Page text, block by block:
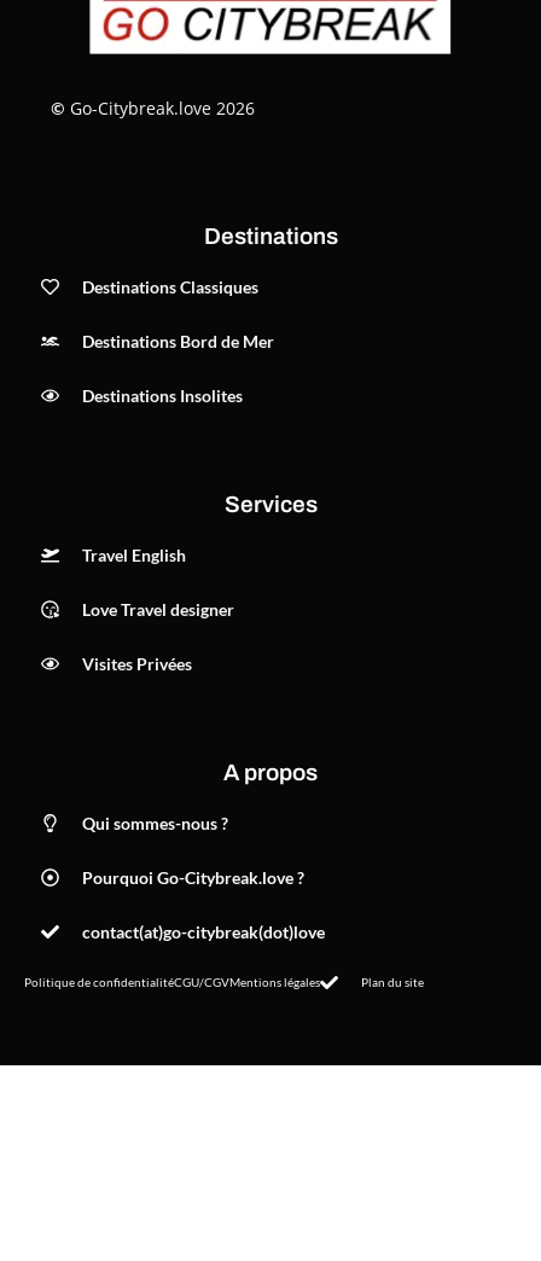
© Go-Citybreak.love 2026
Destinations
Destinations Classiques
Destinations Bord de Mer
Destinations Insolites
Services
Travel English
Love Travel designer
Visites Privées
A propos
Qui sommes-nous ?
Pourquoi Go-Citybreak.love ?
contact(at)go-citybreak(dot)love
Politique de confidentialitéCGU/CGVMentions légales Plan du site